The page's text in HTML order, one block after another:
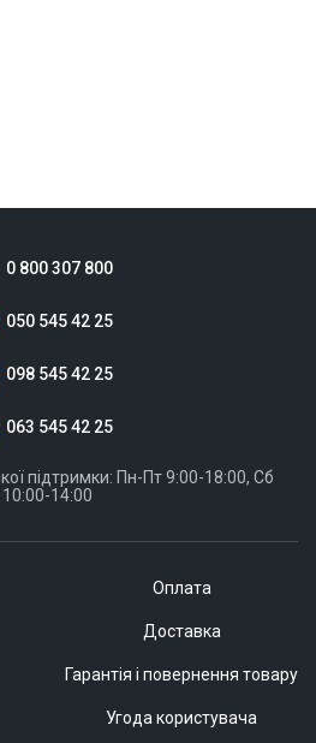
Оплата
Доставка
Гарантія і повернення товару
Угода користувача
0 800 307 800
050 545 42 25
098 545 42 25
063 545 42 25
підтримки: Пн-Пт 9:00-18:00, Сб
10:00-14:00